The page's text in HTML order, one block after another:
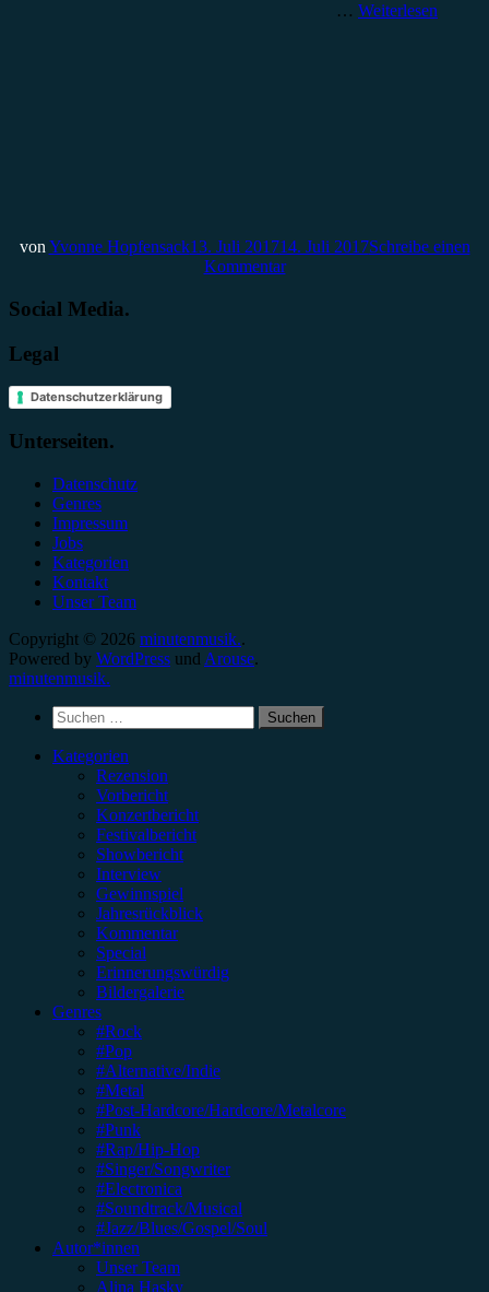
… Weiterlesen
von Yvonne Hopfensack13. Juli 201714. Juli 2017Schreibe einen
Kommentar
Social Media.
Legal
Datenschutzerklärung
Unterseiten.
Datenschutz
Genres
Impressum
Jobs
Kategorien
Kontakt
Unser Team
Copyright © 2026 minutenmusik..
Powered by WordPress und Arouse.
minutenmusik.
Suchen
nach:
Kategorien
Rezension
Vorbericht
Konzertbericht
Festivalbericht
Showbericht
Interview
Gewinnspiel
Jahresrückblick
Kommentar
Special
Erinnerungswürdig
Bildergalerie
Genres
#Rock
#Pop
#Alternative/Indie
#Metal
#Post-Hardcore/Hardcore/Metalcore
#Punk
#Rap/Hip-Hop
#Singer/Songwriter
#Electronica
#Soundtrack/Musical
#Jazz/Blues/Gospel/Soul
Autor*innen
Unser Team
Alina Hasky